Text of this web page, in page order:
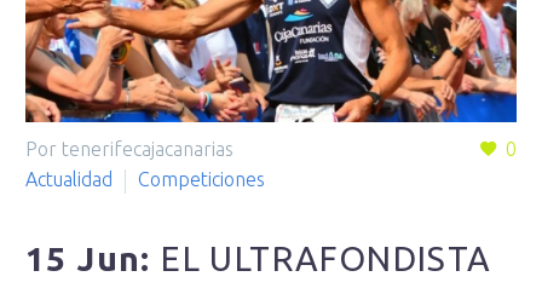
0
Por tenerifecajacanarias
Actualidad
Competiciones
15 Jun: EL ULTRAFONDISTA